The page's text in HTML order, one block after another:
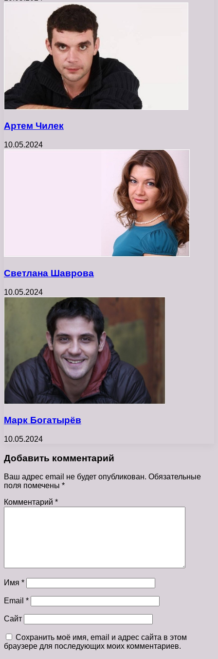
Артем Чилек
10.05.2024
Светлана Шаврова
10.05.2024
Марк Богатырёв
10.05.2024
Добавить комментарий
Ваш адрес email не будет опубликован. Обязательные
поля помечены *
Комментарий *
Имя *
Email *
Сайт
Сохранить моё имя, email и адрес сайта в этом
браузере для последующих моих комментариев.